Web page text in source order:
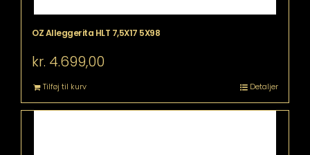
OZ Alleggerita HLT 7,5X17 5X98
kr. 4.699,00
Tilføj til kurv Detaljer